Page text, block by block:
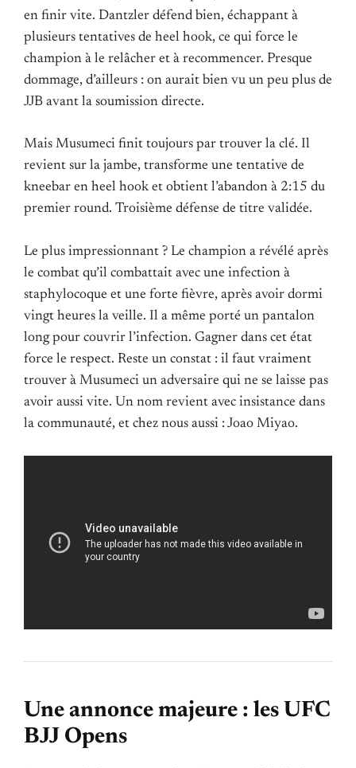
en finir vite. Dantzler défend bien, échappant à
plusieurs tentatives de heel hook, ce qui force le
champion à le relâcher et à recommencer. Presque
dommage, d’ailleurs : on aurait bien vu un peu plus de
JJB avant la soumission directe.
Mais Musumeci finit toujours par trouver la clé. Il
revient sur la jambe, transforme une tentative de
kneebar en heel hook et obtient l’abandon à 2:15 du
premier round. Troisième défense de titre validée.
Le plus impressionnant ? Le champion a révélé après
le combat qu’il combattait avec une infection à
staphylocoque et une forte fièvre, après avoir dormi
vingt heures la veille. Il a même porté un pantalon
long pour couvrir l’infection. Gagner dans cet état
force le respect. Reste un constat : il faut vraiment
trouver à Musumeci un adversaire qui ne se laisse pas
avoir aussi vite. Un nom revient avec insistance dans
la communauté, et chez nous aussi : Joao Miyao.
Une annonce majeure : les UFC
BJJ Opens